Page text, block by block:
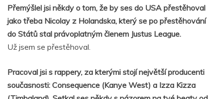
Přemýšlel jsi někdy o tom, že by ses do USA přestěhoval
jako třeba Nicolay z Holandska, který se po přestěhování
do Států stal právoplatným členem Justus League.
Už jsem se přestěhoval.
Pracoval jsi s rappery, za kterými stojí největší producenti
současnosti: Consequence (Kanye West) a Izza Kizza